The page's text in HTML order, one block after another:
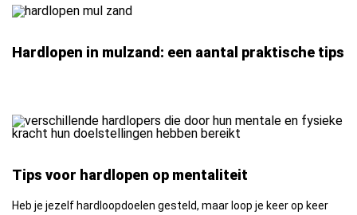
Hardlopen in mulzand: een aantal praktische tips
Tips voor hardlopen op mentaliteit
Heb je jezelf hardloopdoelen gesteld, maar loop je keer op keer